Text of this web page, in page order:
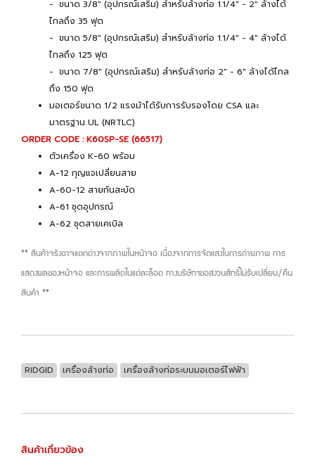
- ขนาด 3/8" (อุปกรณ์เสริม) สำหรับล้างท่อ 1.1/4" - 2" ล้างได้
ไกลถึง 35 ฟุต
- ขนาด 5/8" (อุปกรณ์เสริม) สำหรับล้างท่อ 1.1/4" - 4" ล้างได้
ไกลถึง 125 ฟุต
- ขนาด 7/8" (อุปกรณ์เสริม) สำหรับล้างท่อ 2" - 6" ล้างได้ไกล
ถึง 150 ฟุต
มอเตอร์ขนาด 1/2 แรงม้าได้รับการรับรองโดย CSA และ
มาตรฐาน UL (NRTLC)
ORDER CODE : K60SP-SE (66517)
ตัวเครื่อง K-60 พร้อม
A-12 กุญแจเปลี่ยนสาย
A-60-12 สายกันสะบัด
A-61 ชุดอุปกรณ์
A-62 ชุดสายเคเบิล
** สินค้าจริงอาจแตกต่างจากภาพในหน้าจอ เนื่องจากการจัดแสงในการถ่ายภาพ การ
แสดงผลของหน้าจอ และการผลิตในแต่ละล็อต ทางบริษัทฯขอสงวนสิทธิ์ไม่รับเปลี่ยน/คืน
สินค้า **
RIDGID เครื่องล้างท่อ เครื่องล้างท่อระบบมอเตอร์ไฟฟ้า
สินค้าเกี่ยวข้อง